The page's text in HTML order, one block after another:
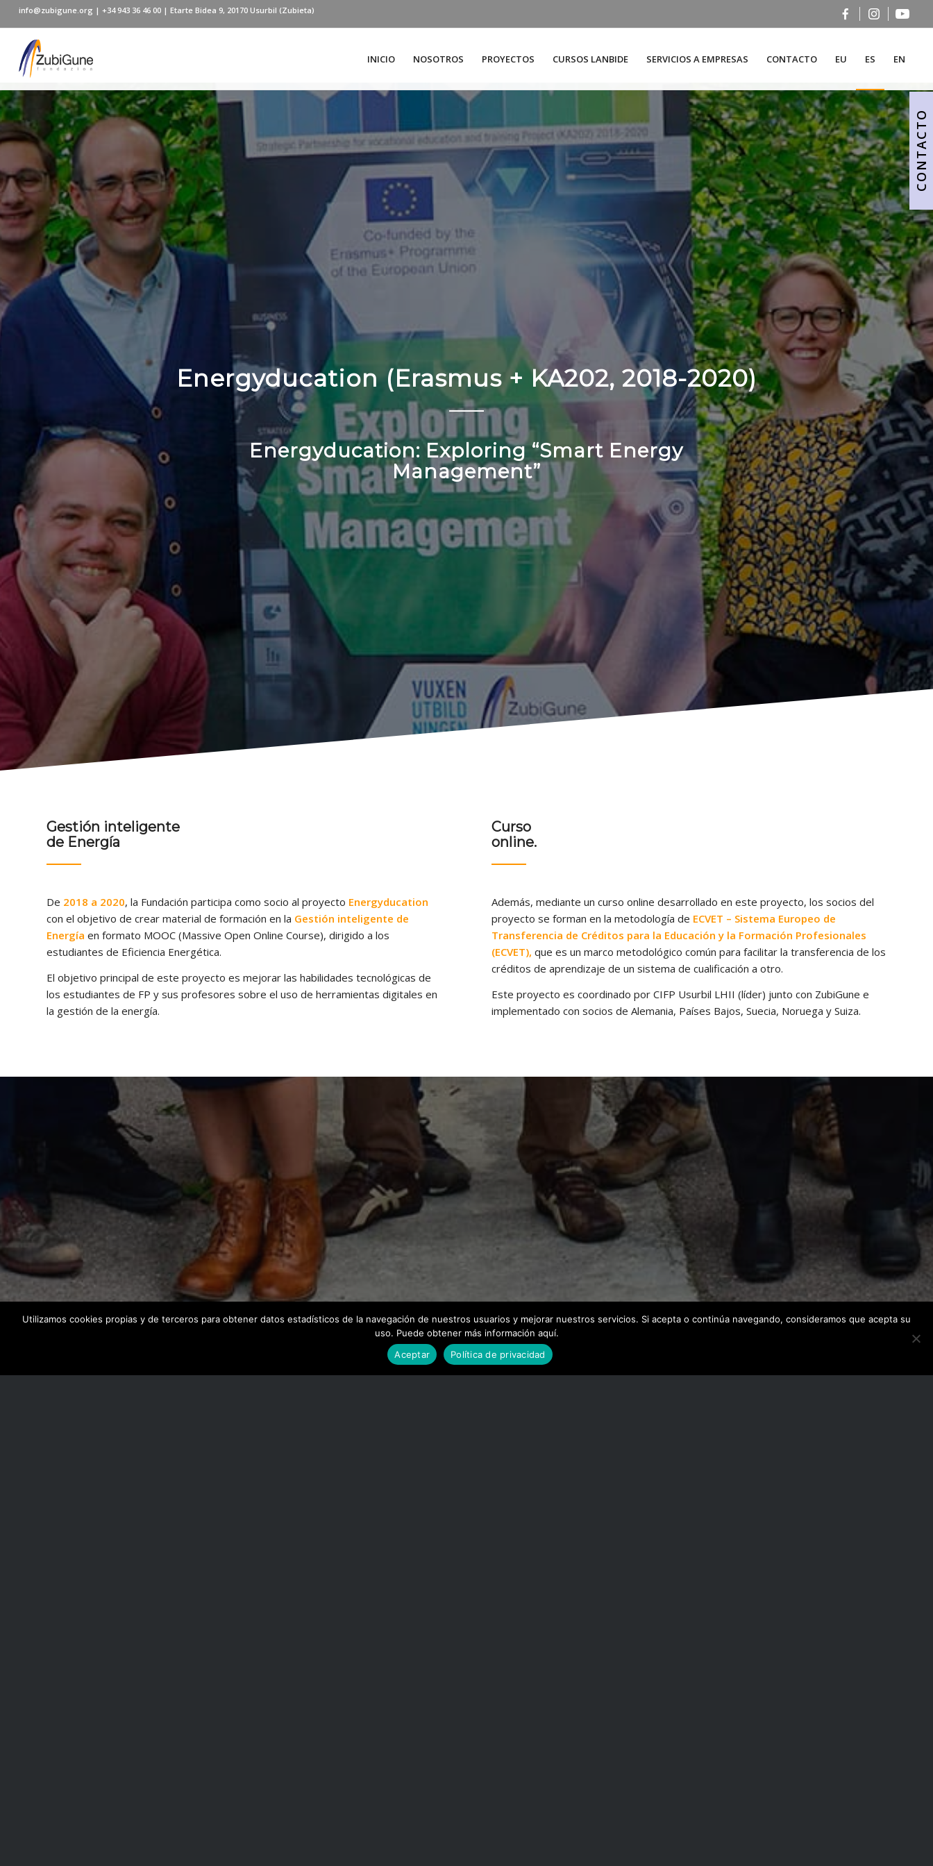
info@zubigune.org | +34 943 36 46 00 | Etarte Bidea 9, 20170 Usurbil (Zubieta)
INICIO NOSOTROS PROYECTOS CURSOS LANBIDE SERVICIOS A EMPRESAS CONTACTO EU ES EN
Energyducation (Erasmus + KA202, 2018-2020)
Energyducation: Exploring “Smart Energy
Management”
Gestión inteligente
de Energía
De 2018 a 2020, la Fundación participa como socio al proyecto Energyducation
con el objetivo de crear material de formación en la Gestión inteligente de
Energía en formato MOOC (Massive Open Online Course), dirigido a los
estudiantes de Eficiencia Energética.
El objetivo principal de este proyecto es mejorar las habilidades tecnológicas de
los estudiantes de FP y sus profesores sobre el uso de herramientas digitales en
la gestión de la energía.
Curso
online.
Además, mediante un curso online desarrollado en este proyecto, los socios del
proyecto se forman en la metodología de ECVET – Sistema Europeo de
Transferencia de Créditos para la Educación y la Formación Profesionales
(ECVET),que es un marco metodológico común para facilitar la transferencia de los
créditos de aprendizaje de un sistema de cualificación a otro.
Este proyecto es coordinado por CIFP Usurbil LHII (líder) junto con ZubiGune e
implementado con socios de Alemania, Países Bajos, Suecia, Noruega y Suiza.
CONTACTO
Utilizamos cookies propias y de terceros para obtener datos estadísticos de la navegación de nuestros usuarios y mejorar nuestros servicios. Si acepta o continúa navegando, consideramos que acepta su
uso. Puede obtener más información aquí.
Aceptar
Política de privacidad